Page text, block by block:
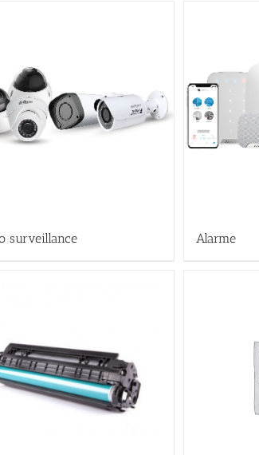
surveillance Alarme